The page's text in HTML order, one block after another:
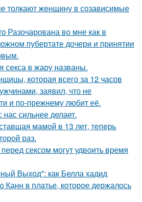
толкают женщину в созависимые
Разочарована во мне как в
пубертате дочери и принятии
секса в жару названы.
которая всего за 12 часов
заявил, что не
и по-прежнему любит её.
нас сильнее делает.
мамой в 13 лет, теперь
раз.
сексом могут удвоить время
Выход": как Белла хадид
Канн в платье, которое держалось